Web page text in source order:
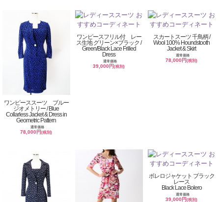
ワンピーススーツ ブルー
ジオメトリー / Blue
Collarless Jacket & Dress in
Geometric Pattern
通常価格
78,000円(税別)
ワンピースフリル付 レー
ス生地 グリーン×ブラック /
Green/Black Lace Frilled
Dress
通常価格
39,000円(税別)
スカートスーツ 千鳥柄 /
Wool 100% Houndstooth
Jacket & Skirt
通常価格
78,000円(税別)
ボレロジャケット ブラック
レース
Black Lace Bolero
通常価格
39,000円(税別)